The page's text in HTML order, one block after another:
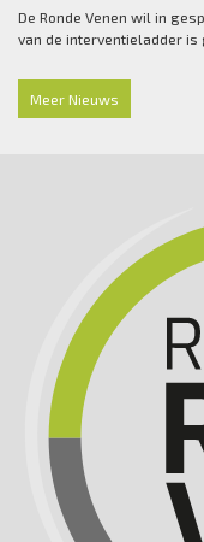
De Ronde Venen wil in
van de interventieladder is
Meer Nieuws